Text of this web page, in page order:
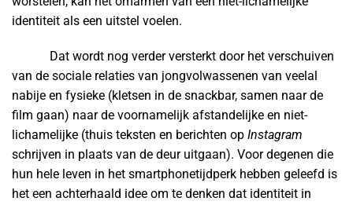
identiteit als een uitstel voelen.
Dat wordt nog verder versterkt door het verschuiven
van de sociale relaties van jongvolwassenen van veelal
nabije en fysieke (kletsen in de snackbar, samen naar de
film gaan) naar de voornamelijk afstandelijke en niet-
lichamelijke (thuis teksten en berichten op Instagram
schrijven in plaats van de deur uitgaan). Voor degenen die
hun hele leven in het smartphonetijdperk hebben geleefd is
het een achterhaald idee om te denken dat identiteit in